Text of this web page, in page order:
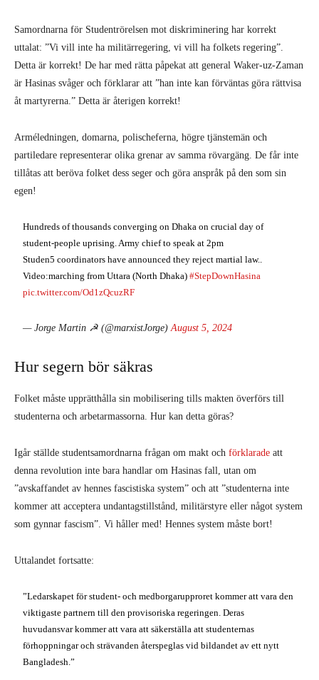
Samordnarna för Studentrörelsen mot diskriminering har korrekt
uttalat: ”Vi vill inte ha militärregering, vi vill ha folkets regering”.
Detta är korrekt! De har med rätta påpekat att general Waker-uz-Zaman
är Hasinas svåger och förklarar att ”han inte kan förväntas göra rättvisa
åt martyrerna.” Detta är återigen korrekt!
Arméledningen, domarna, polischeferna, högre tjänstemän och
partiledare representerar olika grenar av samma rövargäng. De får inte
tillåtas att beröva folket dess seger och göra anspråk på den som sin
egen!
Hundreds of thousands converging on Dhaka on crucial day of
student-people uprising. Army chief to speak at 2pm
Studen5 coordinators have announced they reject martial law..
Video:marching from Uttara (North Dhaka)#StepDownHasina
pic.twitter.com/Od1zQcuzRF
— Jorge Martin ☭ (@marxistJorge)August 5, 2024
Hur segern bör säkras
Folket måste upprätthålla sin mobilisering tills makten överförs till
studenterna och arbetarmassorna. Hur kan detta göras?
Igår ställde studentsamordnarna frågan om makt och förklarade att
denna revolution inte bara handlar om Hasinas fall, utan om
”avskaffandet av hennes fascistiska system” och att ”studenterna inte
kommer att acceptera undantagstillstånd, militärstyre eller något system
som gynnar fascism”. Vi håller med! Hennes system måste bort!
Uttalandet fortsatte:
”Ledarskapet för student- och medborgarupproret kommer att vara den
viktigaste partnern till den provisoriska regeringen. Deras
huvudansvar kommer att vara att säkerställa att studenternas
förhoppningar och strävanden återspeglas vid bildandet av ett nytt
Bangladesh.”